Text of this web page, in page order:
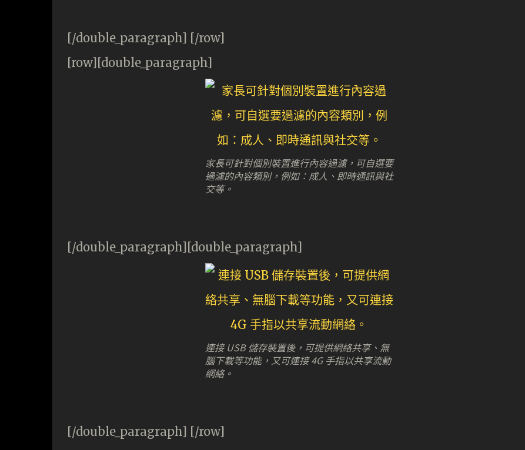
[/double_paragraph] [/row]
[row][double_paragraph]
家長可針對個別裝置進行內容過濾，可自選要
過濾的內容類別，例如：成人、即時通訊與社
交等。
[/double_paragraph][double_paragraph]
連接 USB 儲存裝置後，可提供網絡共享、無
腦下載等功能，又可連接 4G 手指以共享流動
網絡。
[/double_paragraph] [/row]